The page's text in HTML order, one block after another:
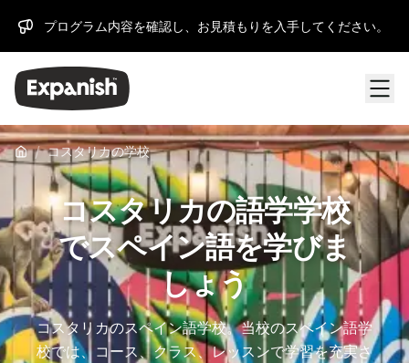
プログラム内容を確認し、お見積もりを入手してください。
/ コスタリカの学校
コスタリカの語学学校
でスペイン語を学びま
しょう
コスタリカのスペイン語学校。当校のスペイン語学
校では、コース、クラス、レッスンで学習を充実さ